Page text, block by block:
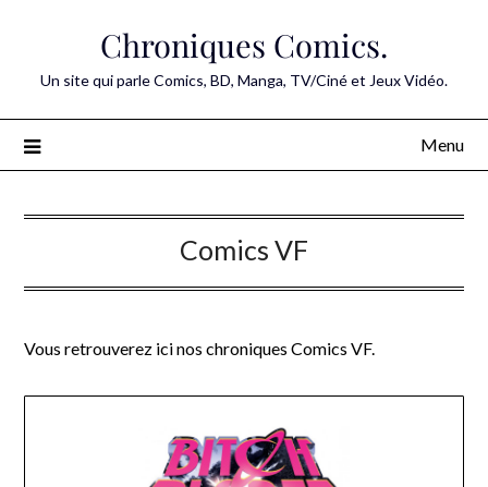
Chroniques Comics.
Un site qui parle Comics, BD, Manga, TV/Ciné et Jeux Vidéo.
Menu
Comics VF
Vous retrouverez ici nos chroniques Comics VF.